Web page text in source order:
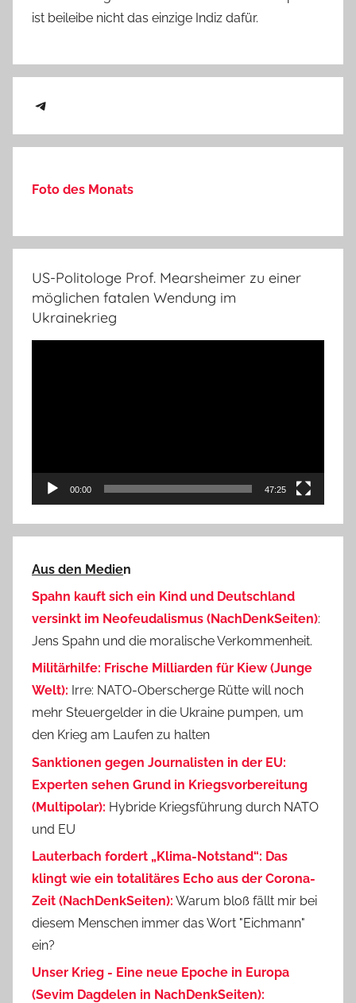
ist beileibe nicht das einzige Indiz dafür.
Telegram
Foto des Monats
US-Politologe Prof. Mearsheimer zu einer
möglichen fatalen Wendung im
Ukrainekrieg
00:00 47:25
Aus den Medien
Spahn kauft sich ein Kind und Deutschland
versinkt im Neofeudalismus (NachDenkSeiten):
Jens Spahn und die moralische Verkommenheit.
Militärhilfe: Frische Milliarden für Kiew (Junge
Welt): Irre: NATO-Oberscherge Rütte will noch
mehr Steuergelder in die Ukraine pumpen, um
den Krieg am Laufen zu halten
Sanktionen gegen Journalisten in der EU:
Experten sehen Grund in Kriegsvorbereitung
(Multipolar): Hybride Kriegsführung durch NATO
und EU
Lauterbach fordert „Klima-Notstand“: Das
klingt wie ein totalitäres Echo aus der Corona-
Zeit (NachDenkSeiten): Warum bloß fällt mir bei
diesem Menschen immer das Wort "Eichmann"
ein?
Unser Krieg - Eine neue Epoche in Europa
(Sevim Dagdelen in NachDenkSeiten):